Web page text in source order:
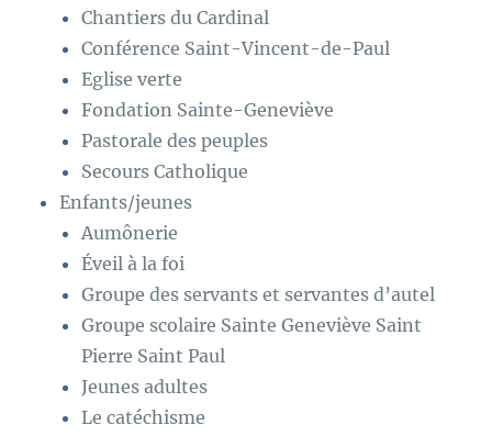
Chantiers du Cardinal
Conférence Saint-Vincent-de-Paul
Eglise verte
Fondation Sainte-Geneviève
Pastorale des peuples
Secours Catholique
Enfants/jeunes
Aumônerie
Éveil à la foi
Groupe des servants et servantes d’autel
Groupe scolaire Sainte Geneviève Saint
Pierre Saint Paul
Jeunes adultes
Le catéchisme